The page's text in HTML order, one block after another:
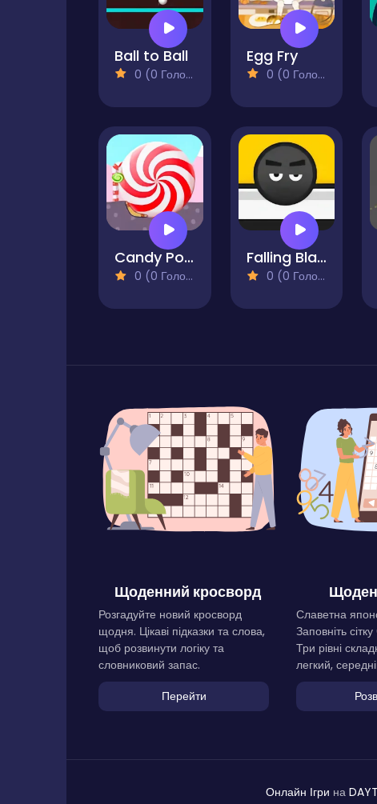
Ball to Ball
0 (0 Голосів)
Egg Fry
0 (0 Голосів)
Candy Pong
0 (0 Голосів)
Falling Black Ball
0 (0 Голосів)
Щоденний кросворд
Розгадуйте новий кросворд
щодня. Цікаві підказки та слова,
щоб розвинути логіку та
словниковий запас.
Перейти
Славетна
Заповніть
Три рівні
легкий,
Онлайн Ігри на